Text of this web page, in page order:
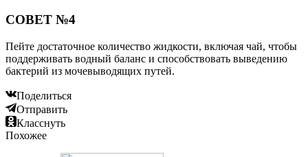
СОВЕТ №4
Пейте достаточное количество жидкости, включая чай, чтобы
поддерживать водный баланс и способствовать выведению
бактерий из мочевыводящих путей.
Поделиться
Отправить
Класснуть
Похожее